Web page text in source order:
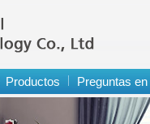
Productos Preguntas